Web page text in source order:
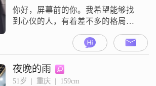
你好，屏幕前的你。我希望能够找
到心仪的人，有着差不多的格局，
我住重庆城口，希望你离我不太远
夜晚的雨
51岁  |  重庆  |  159cm